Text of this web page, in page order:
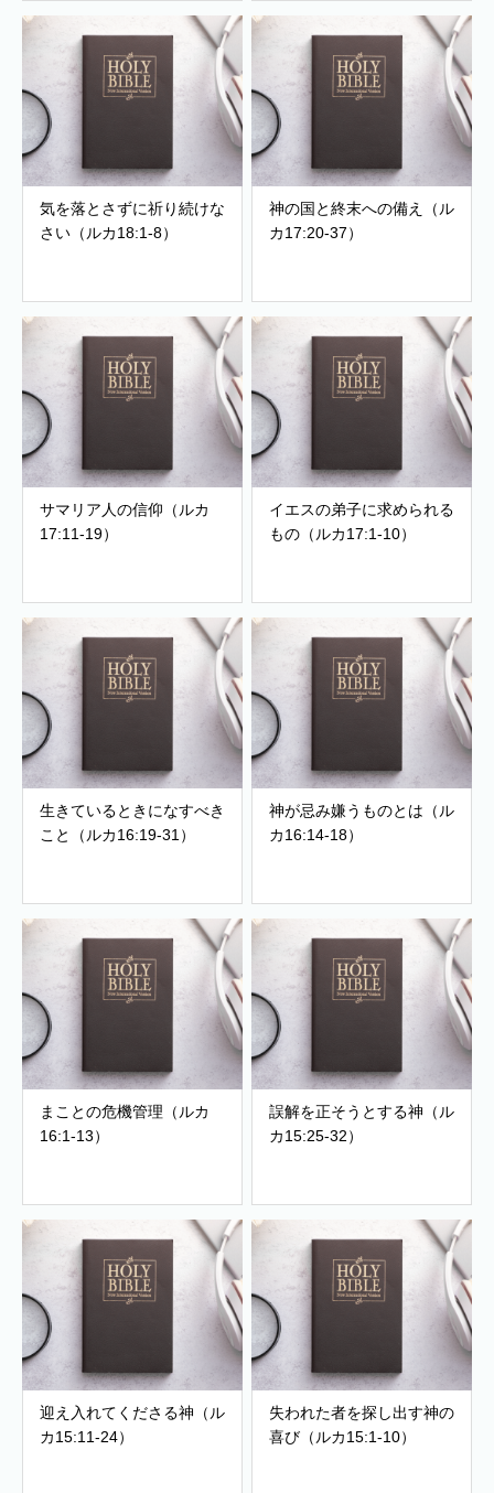
気を落とさずに祈り続けな
さい（ルカ18:1-8）
神の国と終末への備え（ル
カ17:20-37）
サマリア人の信仰（ルカ
17:11-19）
イエスの弟子に求められる
もの（ルカ17:1-10）
生きているときになすべき
こと（ルカ16:19-31）
神が忌み嫌うものとは（ル
カ16:14-18）
まことの危機管理（ルカ
16:1-13）
誤解を正そうとする神（ル
カ15:25-32）
迎え入れてくださる神（ル
カ15:11-24）
失われた者を探し出す神の
喜び（ルカ15:1-10）